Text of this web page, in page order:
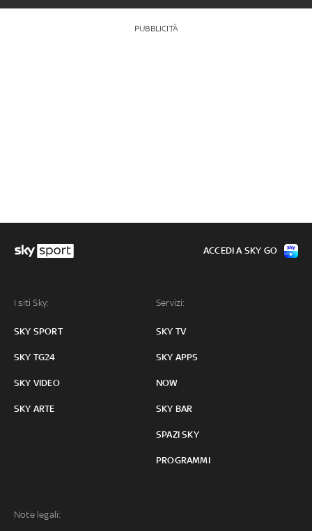
PUBBLICITÀ
I siti Sky:
SKY SPORT
SKY TG24
SKY VIDEO
SKY ARTE
Servizi:
SKY TV
SKY APPS
NOW
SKY BAR
SPAZI SKY
PROGRAMMI
Note legali:
ACCEDI A SKY GO